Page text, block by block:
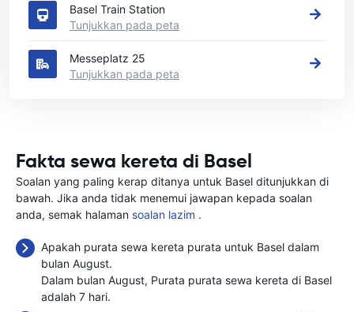
Basel Train Station
Tunjukkan pada peta
Messeplatz 25
Tunjukkan pada peta
Fakta sewa kereta di Basel
Soalan yang paling kerap ditanya untuk Basel ditunjukkan di
bawah. Jika anda tidak menemui jawapan kepada soalan
anda, semak halaman soalan lazim .
Apakah purata sewa kereta purata untuk Basel dalam
bulan August.
Dalam bulan August, Purata purata sewa kereta di Basel
adalah 7 hari.